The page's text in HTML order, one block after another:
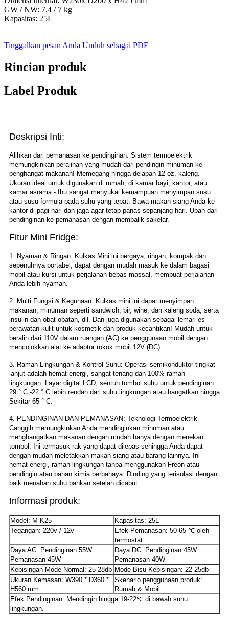
GW / NW: 7,4 / 7 kg
Kapasitas: 25L
Tinggalkan pesan Anda Unduh sebagai PDF
Rincian produk
Label Produk
Deskripsi Inti:
Alihkan dari pemanasan ke pendinginan. Sistem termoelektrik
memungkinkan peralihan yang mudah dari pendingin minuman ke
penghangat makanan! Memegang hingga delapan 12 oz. kaleng.
Ukuran ideal untuk digunakan di rumah, di kamar bayi, kantor, atau
kamar asrama - Ibu sangat menyukai kemampuan menyimpan susu
atau susu formula pada suhu yang tepat. Bawa makan siang Anda ke
kantor di pagi hari dan jaga agar tetap panas sepanjang hari. Ubah dari
pendinginan ke pemanasan dengan membalik sakelar.
Fitur Mini Fridge:
1. Nyaman & Ringan: Kulkas Mini ini bergaya, ringan, kompak dan
sepenuhnya portabel, dapat dengan mudah masuk ke dalam bagasi
mobil atau kursi untuk perjalanan bebas massal, membuat perjalanan
Anda lebih nyaman.
2. Multi Fungsi & Kegunaan: Kulkas mini ini dapat menyimpan
makanan, minuman seperti sandwich, bir, wine, dan kaleng soda, serta
insulin dan obat-obatan, dll. Dan juga digunakan sebagai lemari es
perawatan kulit untuk kosmetik dan produk kecantikan! Mudah untuk
beralih dari 110V dalam ruangan (AC) ke penggunaan mobil dengan
mencolokkan alat ke adaptor rokok mobil 12V (DC).
3. Ramah Lingkungan & Kontrol Suhu: Operasi semikonduktor tingkat
lanjut adalah hemat energi, sangat tenang dan 100% ramah
lingkungan. Layar digital LCD, sentuh tombol suhu untuk pendinginan
29 ° C -22 ° C lebih rendah dari suhu lingkungan atau hangatkan hingga
Sekitar 65 ° C.
4. PENDINGINAN DAN PEMANASAN: Teknologi Termoelektrik
Canggih memungkinkan Anda mendinginkan minuman atau
menghangatkan makanan dengan mudah hanya dengan menekan
tombol. Ini termasuk rak yang dapat dilepas sehingga Anda dapat
dengan mudah meletakkan makan siang atau barang lainnya. Ini
hemat energi, ramah lingkungan tanpa menggunakan Freon atau
pendingin atau bahan kimia berbahaya. Dinding yang terisolasi dengan
baik menahan suhu bahkan setelah dicabut.
Informasi produk:
Model: M-K25
Kapasitas: 25L
Tegangan: 220v / 12v
Efek Pemanasan: 50-65 ℃ oleh
termostat
Daya AC: Pendinginan 55W
Pemanasan 45W
Daya DC: Pendinginan 45W
Pemanasan 40W
Kebisingan Mode Normal: 25-28db Mode Bisu Kebisingan: 22-25db
Ukuran Kemasan: W390 * D360 *
H560 mm
Skenario penggunaan produk:
Rumah & Mobil
Efek Pendinginan: Mendingin hingga 19-22℃ di bawah suhu
lingkungan.